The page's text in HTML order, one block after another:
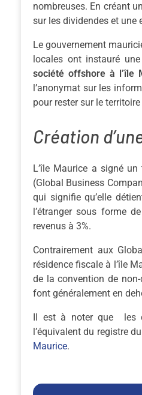
nombreuses. En créant
sur les dividendes et une
Le gouvernement
locales ont instauré
société offshore à l’île
l’anonymat sur les
pour rester sur le
Création
L’île Maurice a signé
(Global Business
qui signifie qu’elle
l’étranger sous forme
revenus à 3%.
Contrairement aux
résidence fiscale à l’île
de la convention de
font généralement en
Il est à noter que les
l’équivalent du registre
Maurice.